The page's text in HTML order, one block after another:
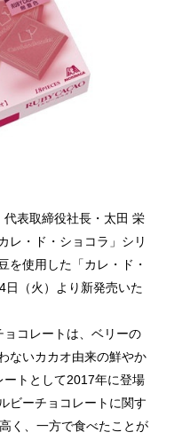
表取締役社長・太田 栄
レ・ド・ショコラ」シリ
を使用した「カレ・ド・
日（火）より新発売いた
コレートは、ベリーの
ないカカオ由来の鮮やか
トとして2017年に登場
ビーチョコレートに関す
く、一方で食べたことが